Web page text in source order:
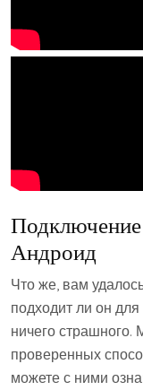
Андроид
Что же, вам
подходит ли он
ничего страшного.
проверенных
можете с ними